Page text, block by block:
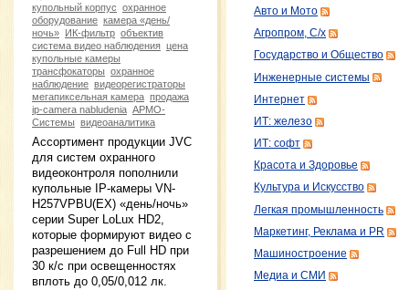
купольный корпус охранное
оборудование камера «день/
ночь» ИК-фильтр объектив
система видео наблюдения цена
купольные камеры
трансфокаторы охранное
наблюдение видеорегистраторы
мегапиксельная камера продажа
ip-camera nabludenia АРМО-
Системы видеоаналитика
Ассортимент продукции JVC
для систем охранного
видеоконтроля пополнили
купольные IP-камеры VN-
H257VPBU(EX) «день/ночь»
серии Super LoLux HD2,
которые формируют видео с
разрешением до Full HD при
30 к/с при освещенностях
вплоть до 0,05/0,012 лк.
Авто и Мото
Агропром, С/х
Государство и Общество
Инженерные системы
Интернет
ИТ: железо
ИТ: софт
Красота и Здоровье
Культура и Искусство
Легкая промышленность
Маркетинг, Реклама и PR
Машиностроение
Медиа и СМИ